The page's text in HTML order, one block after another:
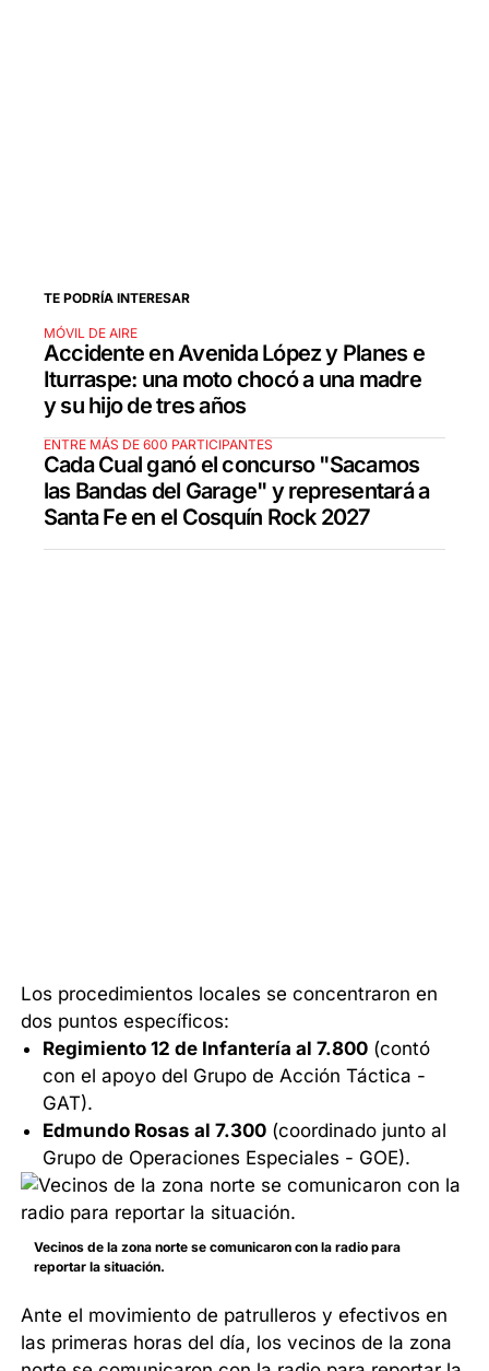
TE PODRÍA INTERESAR
MÓVIL DE AIRE
Accidente en Avenida López y Planes e
Iturraspe: una moto chocó a una madre
y su hijo de tres años
ENTRE MÁS DE 600 PARTICIPANTES
Cada Cual ganó el concurso "Sacamos
las Bandas del Garage" y representará a
Santa Fe en el Cosquín Rock 2027
Los procedimientos locales se concentraron en
dos puntos específicos:
Regimiento 12 de Infantería al 7.800 (contó
con el apoyo del Grupo de Acción Táctica -
GAT).
Edmundo Rosas al 7.300 (coordinado junto al
Grupo de Operaciones Especiales - GOE).
Vecinos de la zona norte se comunicaron con la radio para
reportar la situación.
Ante el movimiento de patrulleros y efectivos en
las primeras horas del día, los vecinos de la zona